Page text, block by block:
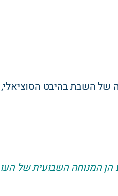
של השבת בהיבט
המנוחה השבועית של